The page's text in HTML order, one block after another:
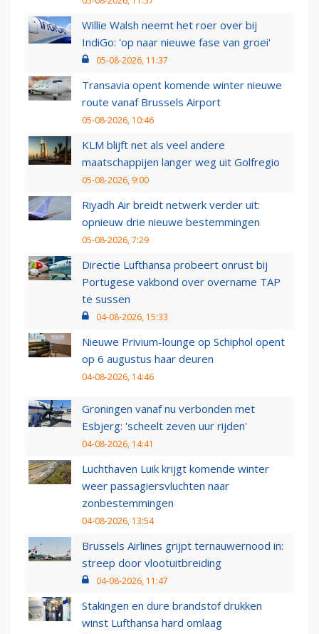
Willie Walsh neemt het roer over bij
IndiGo: 'op naar nieuwe fase van groei'
05-08-2026, 11:37
Transavia opent komende winter nieuwe
route vanaf Brussels Airport
05-08-2026, 10:46
KLM blijft net als veel andere
maatschappijen langer weg uit Golfregio
05-08-2026, 9:00
Riyadh Air breidt netwerk verder uit:
opnieuw drie nieuwe bestemmingen
05-08-2026, 7:29
Directie Lufthansa probeert onrust bij
Portugese vakbond over overname TAP
te sussen
04-08-2026, 15:33
Nieuwe Privium-lounge op Schiphol opent
op 6 augustus haar deuren
04-08-2026, 14:46
Groningen vanaf nu verbonden met
Esbjerg: 'scheelt zeven uur rijden'
04-08-2026, 14:41
Luchthaven Luik krijgt komende winter
weer passagiersvluchten naar
zonbestemmingen
04-08-2026, 13:54
Brussels Airlines grijpt ternauwernood in:
streep door vlootuitbreiding
04-08-2026, 11:47
Stakingen en dure brandstof drukken
winst Lufthansa hard omlaag